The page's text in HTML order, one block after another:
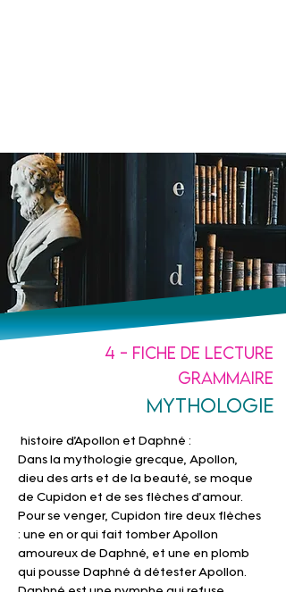
4 - Fiche de lecture
Grammaire
Mythologie
histoire d’Apollon et Daphné :
Dans la mythologie grecque, Apollon,
dieu des arts et de la beauté, se moque
de Cupidon et de ses flèches d’amour.
Pour se venger, Cupidon tire deux flèches
: une en or qui fait tomber Apollon
amoureux de Daphné, et une en plomb
qui pousse Daphné à détester Apollon.